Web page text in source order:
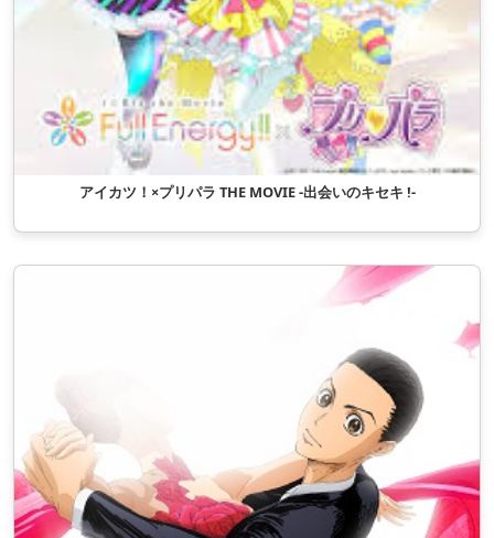
アイカツ！×プリパラ THE MOVIE -出会いのキセキ !-